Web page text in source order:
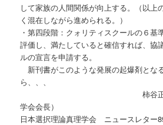
して家族の人間関係が向上する。（以上
く混在しながら進められる。）
・第四段階：クォリティスクールの６基
評価し、満たしていると確信すれば、協
ルの宣言を申請する。
新刊書がこのような発展の起爆剤とな
ら、、、
柿谷正期（日本選
学会会長）
日本選択理論真理学会 ニュースレター